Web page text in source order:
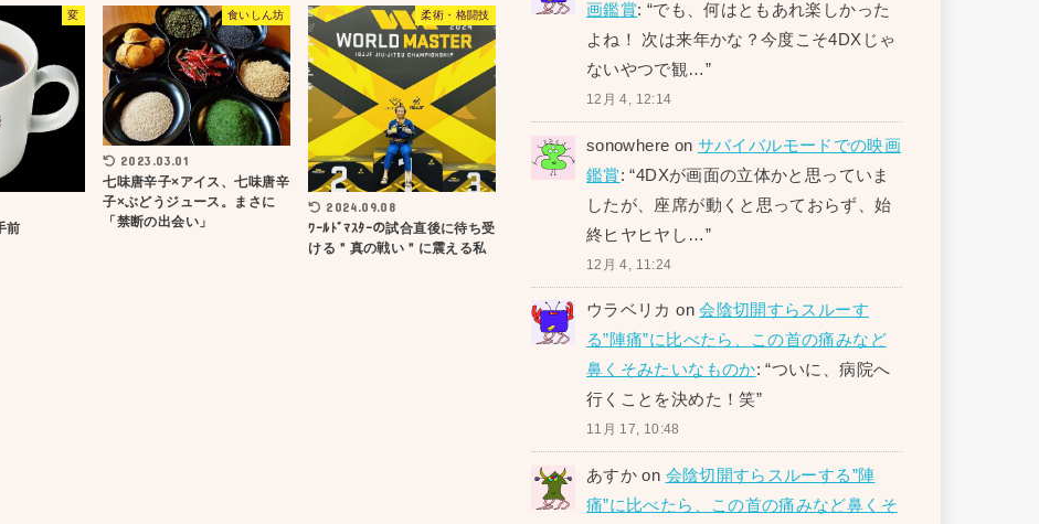
変
前
食いしん坊
2023.03.01
七味唐辛子×アイス、七味唐辛
子×ぶどうジュース。まさに
「禁断の出会い」
柔術・格闘技
2024.09.08
ﾜｰﾙﾄﾞﾏｽﾀｰの試合直後に待ち受
ける＂真の戦い＂に震える私
画鑑賞: “でも、何はともあれ楽しかった
よね！ 次は来年かな？今度こそ4DXじゃ
ないやつで観…”
12月 4, 12:14
sonowhere on サバイバルモードでの映画
鑑賞: “4DXが画面の立体かと思っていま
したが、座席が動くと思っておらず、始
終ヒヤヒヤし…”
12月 4, 11:24
ウラベリカ on会陰切開すらスルーす
る”陣痛”に比べたら、この首の痛みなど
鼻くそみたいなものか: “ついに、病院へ
行くことを決めた！笑”
11月 17, 10:48
あすか on 会陰切開すらスルーする”陣
痛”に比べたら、この首の痛みなど鼻くそ